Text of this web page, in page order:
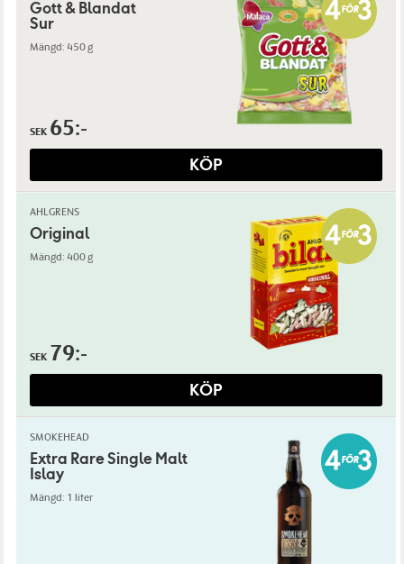
Gott & Blandat
Sur
Mängd: 450 g
SEK 65:-
KÖP
AHLGRENS
Original
Mängd: 400 g
SEK 79:-
KÖP
SMOKEHEAD
Extra Rare Single Malt
Islay
Mängd: 1 liter